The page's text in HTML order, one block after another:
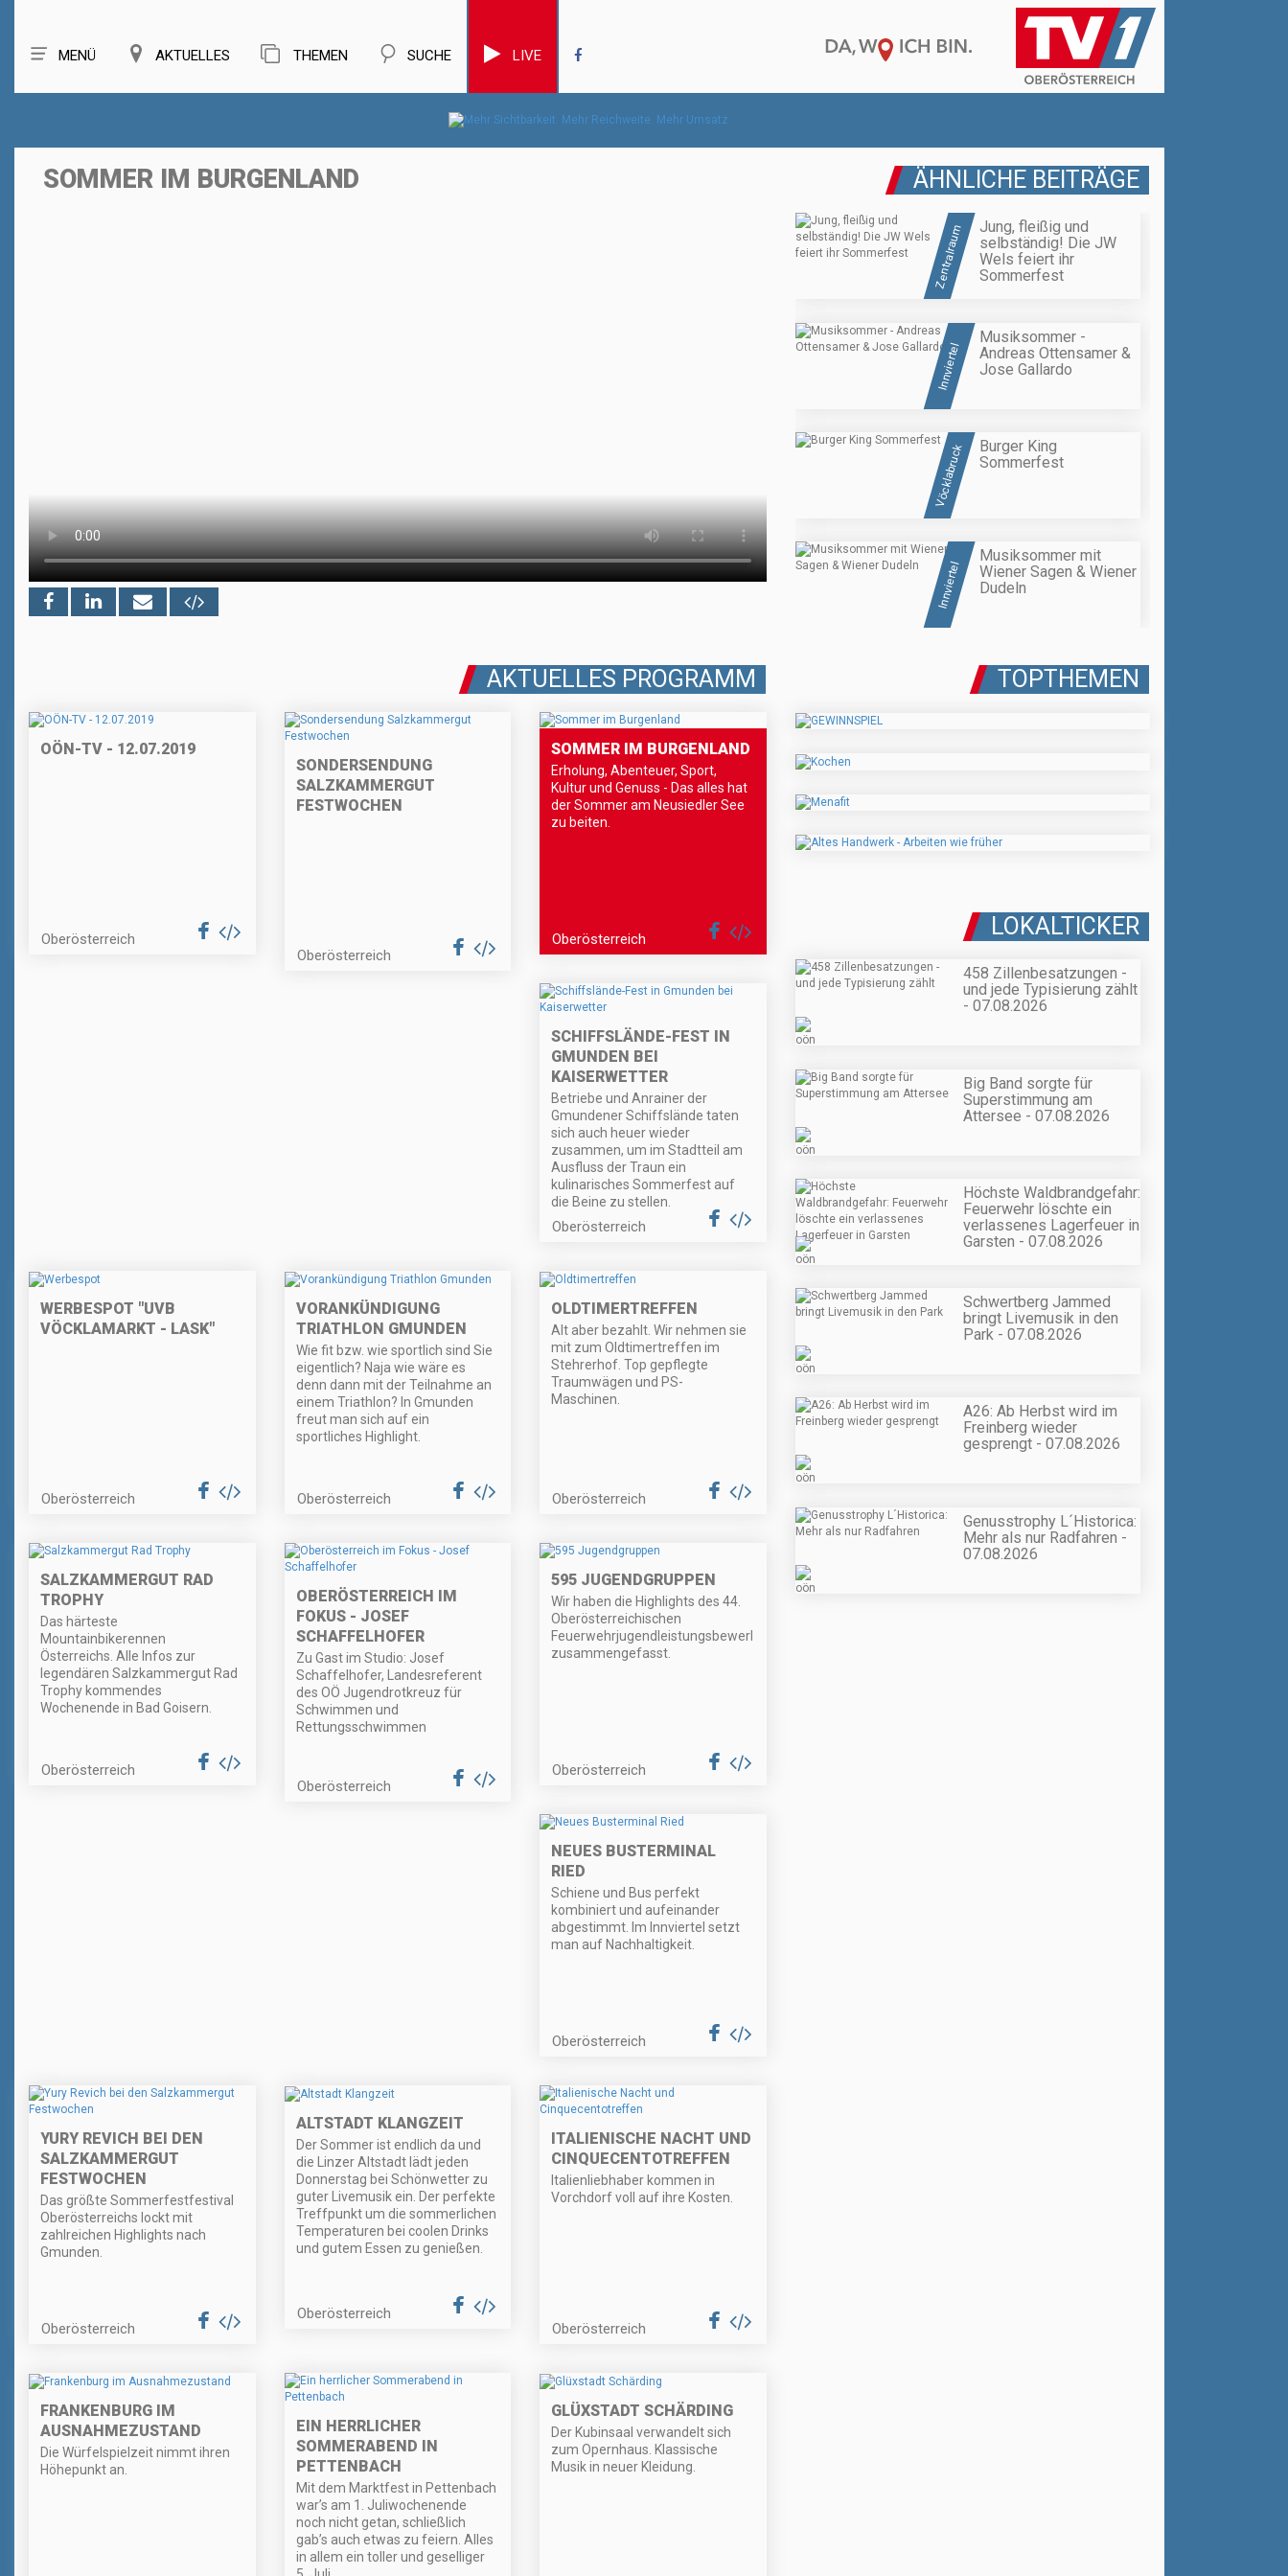
MENÜ AKTUELLES THEMEN SUCHE LIVE
SOMMER IM BURGENLAND ÄHNLICHE BEITRÄGE
Zentralraum
Jung, fleißig und
selbständig! Die JW
Wels feiert ihr
Sommerfest
Innviertel
Musiksommer -
Andreas Ottensamer &
Jose Gallardo
Vöcklabruck
Burger King
Sommerfest
Innviertel
Musiksommer mit
Wiener Sagen & Wiener
Dudeln
AKTUELLES PROGRAMM
OÖN-TV - 12.07.2019
Oberösterreich
SONDERSENDUNG
SALZKAMMERGUT
FESTWOCHEN
Oberösterreich
SOMMER IM BURGENLAND
Erholung, Abenteuer, Sport,
Kultur und Genuss - Das alles hat
der Sommer am Neusiedler See
zu beiten.
Oberösterreich
SCHIFFSLÄNDE-FEST IN
GMUNDEN BEI
KAISERWETTER
Betriebe und Anrainer der
Gmundener Schiffslände taten
sich auch heuer wieder
zusammen, um im Stadtteil am
Ausfluss der Traun ein
kulinarisches Sommerfest auf
die Beine zu stellen.
Oberösterreich
WERBESPOT "UVB
VÖCKLAMARKT - LASK"
Oberösterreich
VORANKÜNDIGUNG
TRIATHLON GMUNDEN
Wie fit bzw. wie sportlich sind Sie
eigentlich? Naja wie wäre es
denn dann mit der Teilnahme an
einem Triathlon? In Gmunden
freut man sich auf ein
sportliches Highlight.
Oberösterreich
OLDTIMERTREFFEN
Alt aber bezahlt. Wir nehmen sie
mit zum Oldtimertreffen im
Stehrerhof. Top gepflegte
Traumwägen und PS-
Maschinen.
Oberösterreich
SALZKAMMERGUT RAD
TROPHY
Das härteste
Mountainbikerennen
Österreichs. Alle Infos zur
legendären Salzkammergut Rad
Trophy kommendes
Wochenende in Bad Goisern.
Oberösterreich
OBERÖSTERREICH IM
FOKUS - JOSEF
SCHAFFELHOFER
Zu Gast im Studio: Josef
Schaffelhofer, Landesreferent
des OÖ Jugendrotkreuz für
Schwimmen und
Rettungsschwimmen
Oberösterreich
595 JUGENDGRUPPEN
Wir haben die Highlights des 44.
Oberösterreichischen
Feuerwehrjugendleistungsbewerbs
zusammengefasst.
Oberösterreich
NEUES BUSTERMINAL
RIED
Schiene und Bus perfekt
kombiniert und aufeinander
abgestimmt. Im Innviertel setzt
man auf Nachhaltigkeit.
Oberösterreich
YURY REVICH BEI DEN
SALZKAMMERGUT
FESTWOCHEN
Das größte Sommerfestfestival
Oberösterreichs lockt mit
zahlreichen Highlights nach
Gmunden.
Oberösterreich
ALTSTADT KLANGZEIT
Der Sommer ist endlich da und
die Linzer Altstadt lädt jeden
Donnerstag bei Schönwetter zu
guter Livemusik ein. Der perfekte
Treffpunkt um die sommerlichen
Temperaturen bei coolen Drinks
und gutem Essen zu genießen.
Oberösterreich
ITALIENISCHE NACHT UND
CINQUECENTOTREFFEN
Italienliebhaber kommen in
Vorchdorf voll auf ihre Kosten.
Oberösterreich
FRANKENBURG IM
AUSNAHMEZUSTAND
Die Würfelspielzeit nimmt ihren
Höhepunkt an.
EIN HERRLICHER
SOMMERABEND IN
PETTENBACH
Mit dem Marktfest in Pettenbach
war’s am 1. Juliwochenende
noch nicht getan, schließlich
gab’s auch etwas zu feiern. Alles
in allem ein toller und geselliger
GLÜXSTADT SCHÄRDING
Der Kubinsaal verwandelt sich
zum Opernhaus. Klassische
Musik in neuer Kleidung.
TOPTHEMEN
LOKALTICKER
458 Zillenbesatzungen -
und jede Typisierung zählt
- 07.08.2026
Big Band sorgte für
Superstimmung am
Attersee - 07.08.2026
Höchste Waldbrandgefahr:
Feuerwehr löschte ein
verlassenes Lagerfeuer in
Garsten - 07.08.2026
Schwertberg Jammed
bringt Livemusik in den
Park - 07.08.2026
A26: Ab Herbst wird im
Freinberg wieder
gesprengt - 07.08.2026
Genusstrophy L´Historica:
Mehr als nur Radfahren -
07.08.2026